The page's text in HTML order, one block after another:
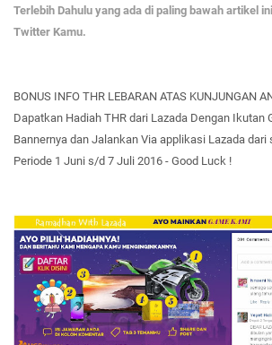
Terlebih Dahulu yang ada di paling bawah artikel
Twitter Kamu.
BONUS INFO THR LEBARAN ATAS KUNJUNGAN
Dapatkan Hadiah THR dari Lazada Dengan Ikutan
Bannernya dan Jalankan Via applikasi Lazada dari
Periode 1 Juni s/d 7 Juli 2016 - Good Luck !